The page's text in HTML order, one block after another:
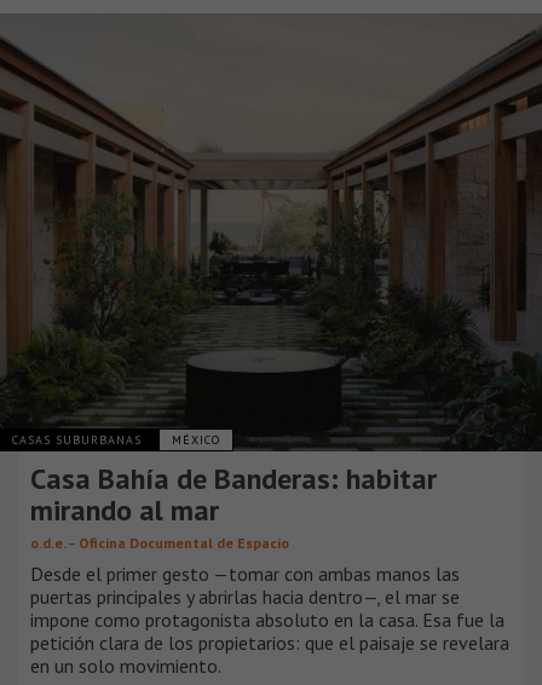
CASAS SUBURBANAS MÉXICO
Casa Bahía de Banderas: habitar
mirando al mar
o.d.e. – Oficina Documental de Espacio
Desde el primer gesto —tomar con ambas manos las
puertas principales y abrirlas hacia dentro—, el mar se
impone como protagonista absoluto en la casa. Esa fue la
petición clara de los propietarios: que el paisaje se revelara
en un solo movimiento.